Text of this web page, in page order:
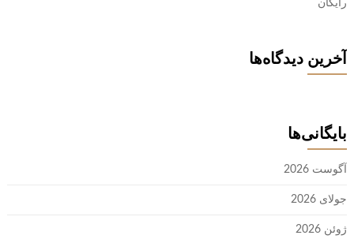
رایگان
آخرین دیدگاه‌ها
بایگانی‌ها
آگوست 2026
جولای 2026
ژوئن 2026